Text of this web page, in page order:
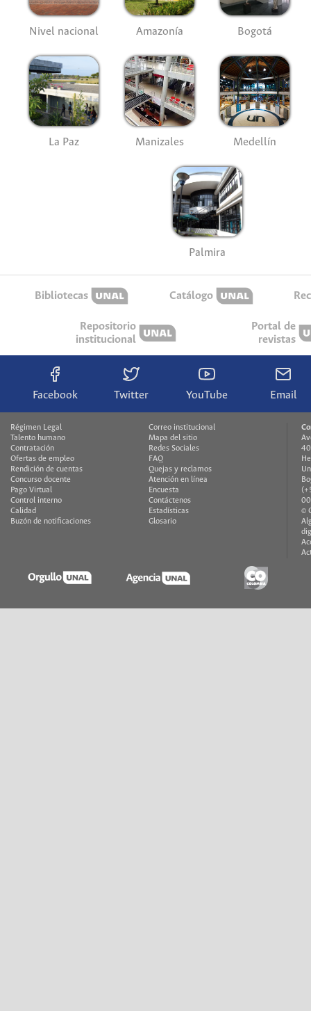
Nivel nacional Amazonía Bogotá
La Paz Manizales Medellín
Palmira
Bibliotecas Catálogo
Repositorio
institucional
Portal de
revistas
Facebook Twitter YouTube Email
Régimen Legal
Talento humano
Contratación
Ofertas de empleo
Rendición de cuentas
Concurso docente
Pago Virtual
Control interno
Calidad
Buzón de notificaciones
Correo institucional
Mapa del sitio
Redes Sociales
FAQ
Quejas y reclamos
Atención en línea
Encuesta
Contáctenos
Estadísticas
Glosario
©